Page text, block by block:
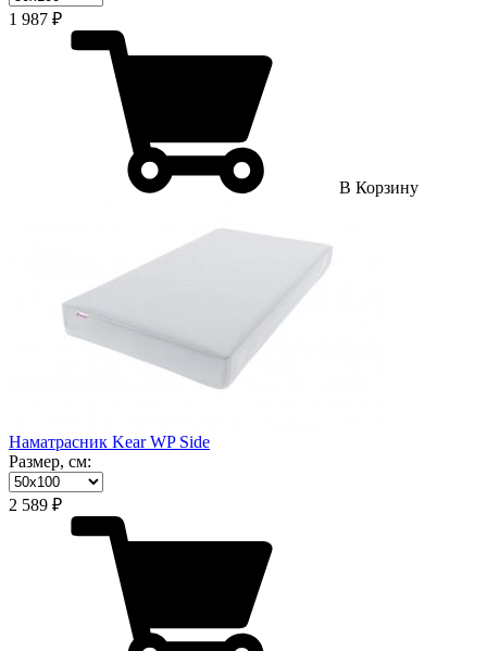
1 987 ₽
В Корзину
Наматрасник Kear WP Side
Размер, см:
2 589 ₽